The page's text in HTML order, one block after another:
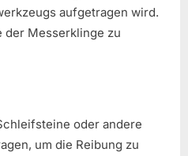
aufgetragen wird.
der Messerklinge zu
oder andere
um die Reibung zu